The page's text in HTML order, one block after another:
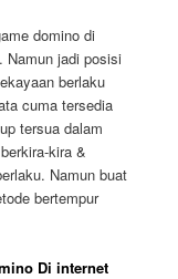
domino di
Namun jadi posisi
berlaku
cuma tersedia
tersua dalam
kira &
Namun buat
bertempur
Di internet